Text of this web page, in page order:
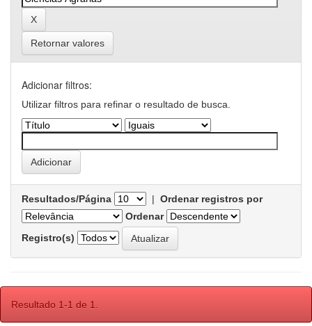
Retornar valores
Adicionar filtros:
Utilizar filtros para refinar o resultado de busca.
Resultados/Página | Ordenar registros por
Ordenar
Registro(s)
Resultado 1-1 de 1.